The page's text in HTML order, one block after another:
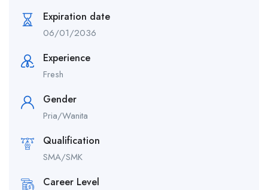
Expiration date
06/01/2036
Experience
Fresh
Gender
Pria/Wanita
Qualification
SMA/SMK
Career Level